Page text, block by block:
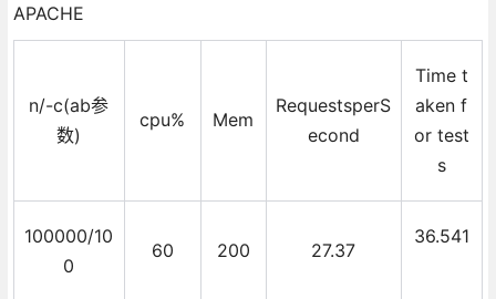
APACHE
n/-c(ab参
数)
cpu% Mem
RequestsperS
econd
Time t
aken f
or test
s
100000/10
0
60 200 27.37
36.541